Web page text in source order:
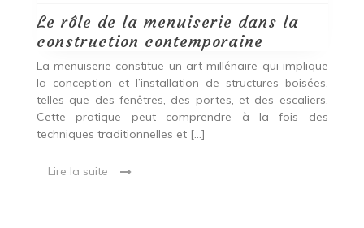
Le rôle de la menuiserie dans la
construction contemporaine
La menuiserie constitue un art millénaire qui implique
la conception et l’installation de structures boisées,
telles que des fenêtres, des portes, et des escaliers.
Cette pratique peut comprendre à la fois des
techniques traditionnelles et […]
Lire la suite